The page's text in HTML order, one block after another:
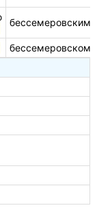
бессемеровским
бессемеровском